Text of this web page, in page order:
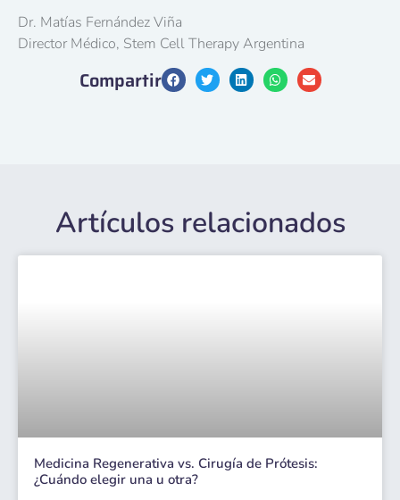
Dr. Matías Fernández Viña
Director Médico, Stem Cell Therapy Argentina
Compartir
Artículos relacionados
Medicina Regenerativa vs. Cirugía de Prótesis:
¿Cuándo elegir una u otra?